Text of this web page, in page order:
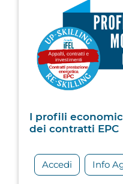
I profili
dei contratti EPC
Accedi Info